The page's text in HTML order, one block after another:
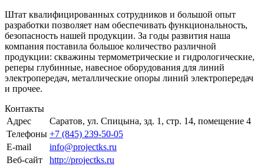
Штат квалифицированных сотрудников и большой опыт
разработки позволяет нам обеспечивать функциональность,
безопасность нашей продукции. За годы развития наша
компания поставила большое количество различной
продукции: скважины термометрические и гидрологические,
реперы глубинные, навесное оборудования для линий
электропередач, металлические опоры линий электропередач
и прочее.
Контакты
Адрес
Саратов, ул. Спицына, зд. 1, стр. 14, помещение 4
Телефоны +7 (845) 239-50-05
E-mail
info@projectks.ru
Веб-сайт
http://projectks.ru